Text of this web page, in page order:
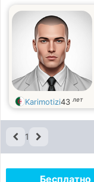
Karimotizi43 лет
1
Бесплатно